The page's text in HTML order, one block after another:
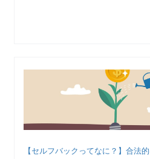
【セルフバックってなに？】合法